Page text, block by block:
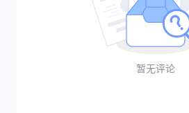
暂无评论